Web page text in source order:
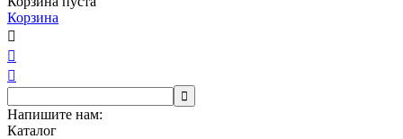
Корзина




Напишите нам:
Каталог